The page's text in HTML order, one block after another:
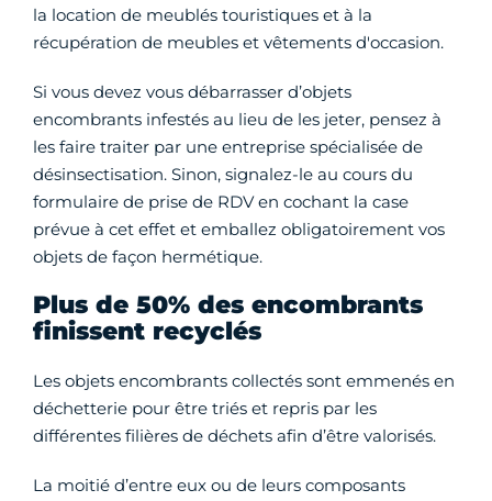
la location de meublés touristiques et à la
récupération de meubles et vêtements d'occasion.
Si vous devez vous débarrasser d’objets
encombrants infestés au lieu de les jeter, pensez à
les faire traiter par une entreprise spécialisée de
désinsectisation. Sinon, signalez-le au cours du
formulaire de prise de RDV en cochant la case
prévue à cet effet et emballez obligatoirement vos
objets de façon hermétique.
Plus de 50% des encombrants
finissent recyclés
Les objets encombrants collectés sont emmenés en
déchetterie pour être triés et repris par les
différentes filières de déchets afin d’être valorisés.
La moitié d’entre eux ou de leurs composants